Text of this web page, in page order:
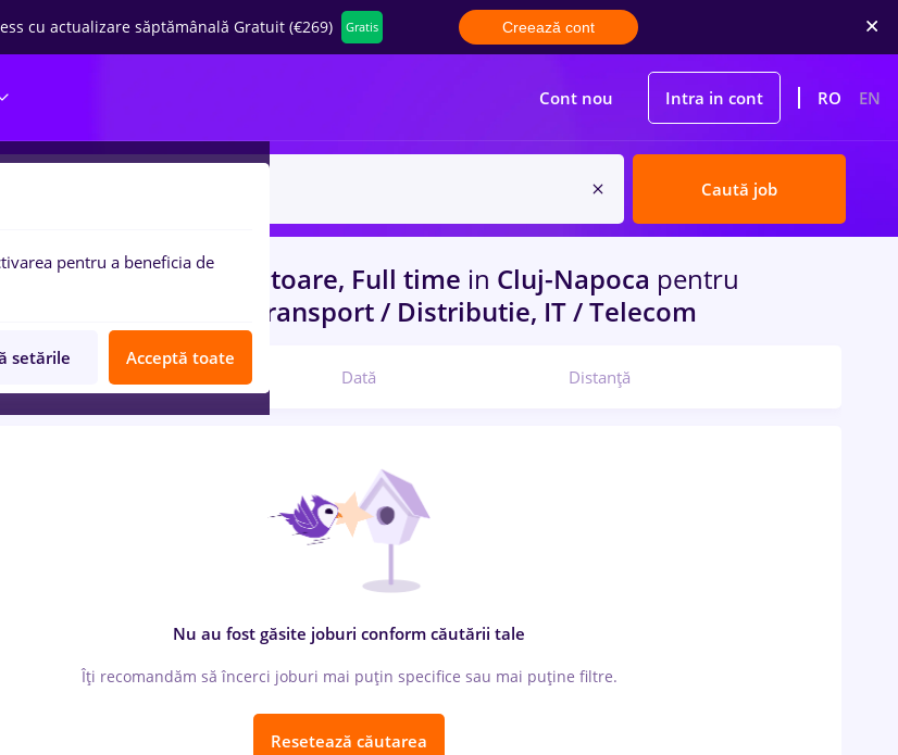
cu actualizare săptămânală Gratuit (€269) Gratis Creează cont
Cont nou Intra in cont RO EN
Caută job
cu salarii ingrijitoare, Full time in Cluj-Napoca pentru
Transport / Distributie, IT / Telecom
Relevanță Dată Distanță
Nu au fost găsite joburi conform căutării tale
Îți recomandăm să încerci joburi mai puțin specifice sau mai puține filtre.
Resetează căutarea
pentru a beneficia de
setările Acceptă toate